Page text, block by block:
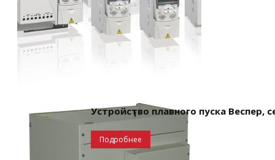
Устройство плавного пуска Веспер,
Подробнее